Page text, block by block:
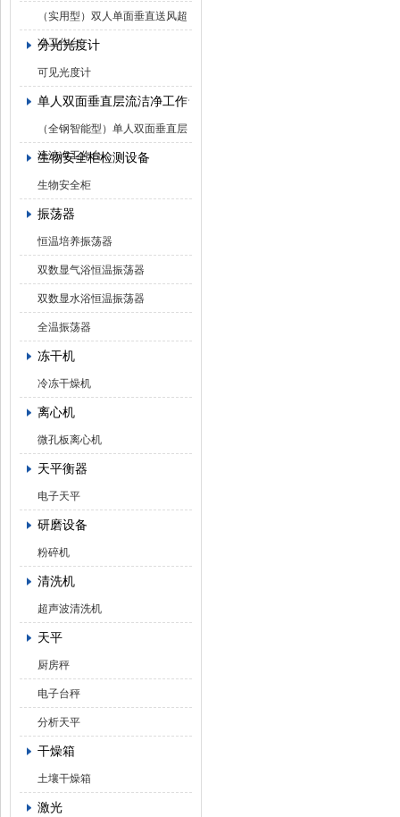
（实用型）双人单面垂直送风超
净工作台
分光光度计
可见光度计
单人双面垂直层流洁净工作台
（全钢智能型）单人双面垂直层
流洁净工作台
生物安全柜检测设备
生物安全柜
振荡器
恒温培养振荡器
双数显气浴恒温振荡器
双数显水浴恒温振荡器
全温振荡器
冻干机
冷冻干燥机
离心机
微孔板离心机
天平衡器
电子天平
研磨设备
粉碎机
清洗机
超声波清洗机
天平
厨房秤
电子台秤
分析天平
干燥箱
土壤干燥箱
激光